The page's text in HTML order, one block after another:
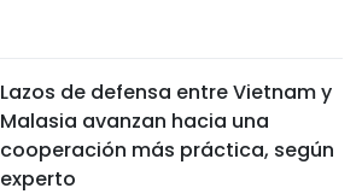
Lazos de defensa entre Vietnam y
Malasia avanzan hacia una
cooperación más práctica, según
experto